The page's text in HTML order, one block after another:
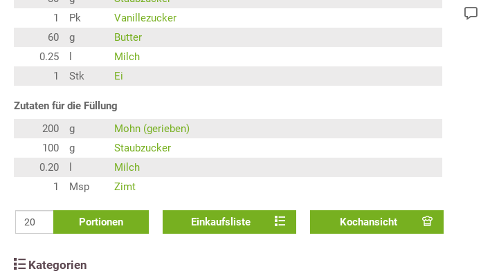
1
Pk
Vanillezucker
60
g
Butter
0.25
Milch
1
Stk Ei
Zutaten für die Füllung
200
g
Mohn (gerieben)
100
g
Staubzucker
0.20
Milch
1
Msp Zimt
Portionen Einkaufsliste Kochansicht
Kategorien